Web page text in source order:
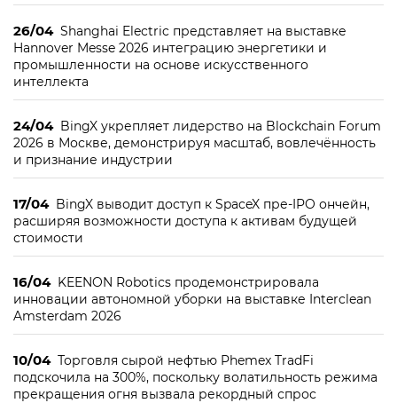
26/04 Shanghai Electric представляет на выставке
Hannover Messe 2026 интеграцию энергетики и
промышленности на основе искусственного
интеллекта
24/04 BingX укрепляет лидерство на Blockchain Forum
2026 в Москве, демонстрируя масштаб, вовлечённость
и признание индустрии
17/04 BingX выводит доступ к SpaceX пре-IPO ончейн,
расширяя возможности доступа к активам будущей
стоимости
16/04 KEENON Robotics продемонстрировала
инновации автономной уборки на выставке Interclean
Amsterdam 2026
10/04 Торговля сырой нефтью Phemex TradFi
подскочила на 300%, поскольку волатильность режима
прекращения огня вызвала рекордный спрос